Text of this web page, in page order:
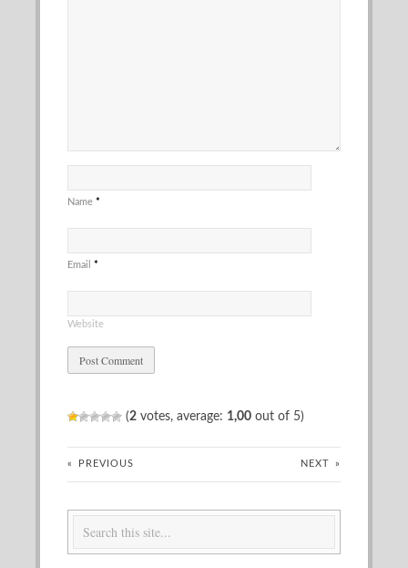
Name *
Email *
Website
(2 votes, average: 1,00 out of 5)
« PREVIOUS NEXT »